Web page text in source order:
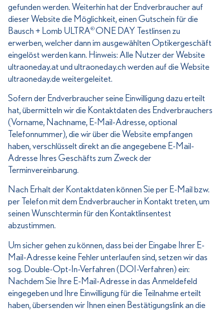
gefunden werden. Weiterhin hat der Endverbraucher auf
dieser Website die Möglichkeit, einen Gutschein für die
Bausch + Lomb ULTRA®ONE DAY Testlinsen zu
erwerben, welcher dann im ausgewählten Optikergeschäft
eingelöst werden kann. Hinweis: Alle Nutzer der Website
ultraoneday.at und ultraoneday.ch werden auf die Website
ultraoneday.de weitergeleitet.
Sofern der Endverbraucher seine Einwilligung dazu erteilt
hat, übermitteln wir die Kontaktdaten des Endverbrauchers
(Vorname, Nachname, E-Mail-Adresse, optional
Telefonnummer), die wir über die Website empfangen
haben, verschlüsselt direkt an die angegebene E-Mail-
Adresse Ihres Geschäfts zum Zweck der
Terminvereinbarung.
Nach Erhalt der Kontaktdaten können Sie per E-Mail bzw.
per Telefon mit dem Endverbraucher in Kontakt treten, um
seinen Wunschtermin für den Kontaktlinsentest
abzustimmen.
Um sicher gehen zu können, dass bei der Eingabe Ihrer E-
Mail-Adresse keine Fehler unterlaufen sind, setzen wir das
sog. Double-Opt-In-Verfahren (DOI-Verfahren) ein:
Nachdem Sie Ihre E-Mail-Adresse in das Anmeldefeld
eingegeben und Ihre Einwilligung für die Teilnahme erteilt
haben, übersenden wir Ihnen einen Bestätigungslink an die